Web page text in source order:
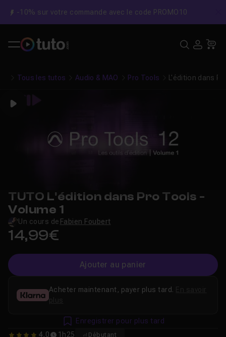
-10% sur votre commande avec le code PROMO10
Tous les tutos Audio & MAO Pro Tools L'édition dans
Play
TUTO L'édition dans Pro Tools -
Volume 1
Un cours de Fabien Foubert
14,99€
Ajouter au panier
4,0 1h25 Débutant
Acheter maintenant, payer plus tard.
plus
Enregistrer pour plus tard